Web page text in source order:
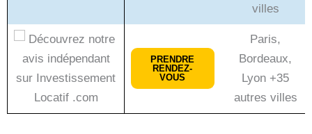
villes
PRENDRE
RENDEZ-
VOUS
Paris,
Bordeaux,
Lyon +35
autres villes